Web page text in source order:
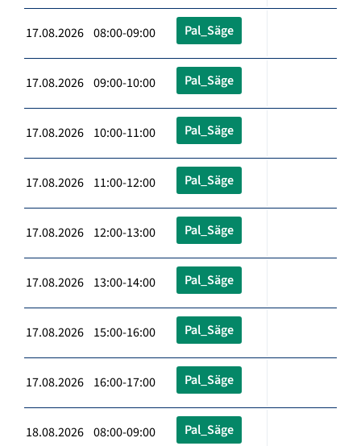
17.08.2026 08:00-09:00 Pal_Säge
17.08.2026 09:00-10:00 Pal_Säge
17.08.2026 10:00-11:00 Pal_Säge
17.08.2026 11:00-12:00 Pal_Säge
17.08.2026 12:00-13:00 Pal_Säge
17.08.2026 13:00-14:00 Pal_Säge
17.08.2026 15:00-16:00 Pal_Säge
17.08.2026 16:00-17:00 Pal_Säge
18.08.2026 08:00-09:00 Pal_Säge